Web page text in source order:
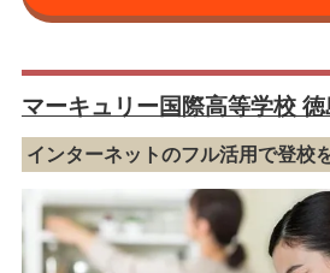
マーキュリー国際高等学校
インターネットのフル活用で登校